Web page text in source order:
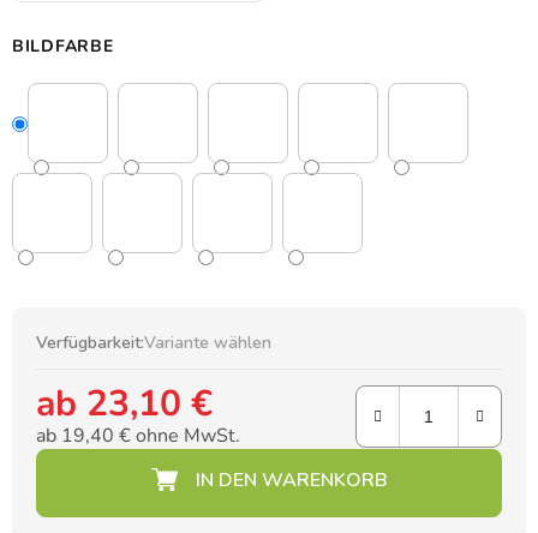
BILDFARBE
Verfügbarkeit:Variante wählen
ab 23,10 €
ab 19,40 €ohne MwSt.
Verkaufspreis: